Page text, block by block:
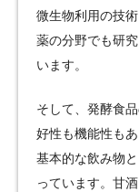
微生物利用の技
薬の分野でも研
います。
そして、発酵食
好性も機能性も
基本的な飲み物
っています。甘